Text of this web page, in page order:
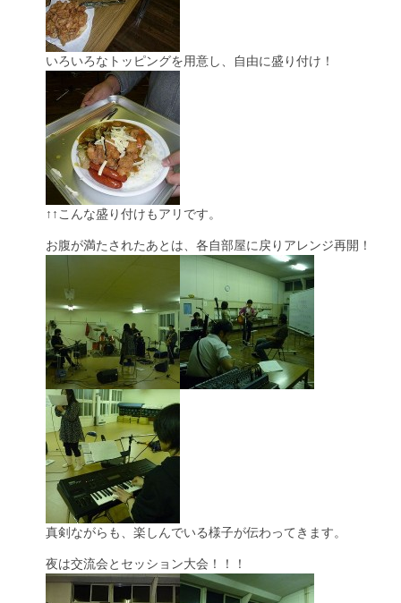
いろいろなトッピングを用意し、自由に盛り付け！
↑↑こんな盛り付けもアリです。
お腹が満たされたあとは、各自部屋に戻りアレンジ再開！
真剣ながらも、楽しんでいる様子が伝わってきます。
夜は交流会とセッション大会！！！